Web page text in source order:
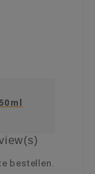
bestellen.